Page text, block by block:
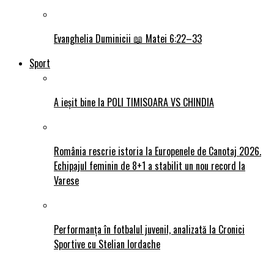
Evanghelia Duminicii 📖 Matei 6:22–33
Sport
A ieșit bine la POLI TIMISOARA VS CHINDIA
România rescrie istoria la Europenele de Canotaj 2026.
Echipajul feminin de 8+1 a stabilit un nou record la
Varese
Performanța în fotbalul juvenil, analizată la Cronici
Sportive cu Stelian Iordache